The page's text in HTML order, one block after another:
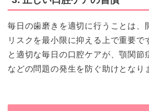
毎日の歯磨きを適切に行うことは、
リスクを最小限に抑える上で重要で
と適切な毎日の口腔ケアが、顎関節
などの問題の発生を防ぐ助けとなり